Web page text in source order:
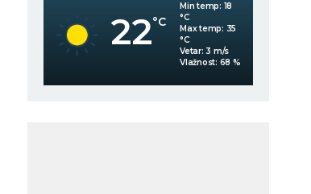
22°C
Min temp: 18
°C
Max temp: 35
°C
Vetar: 3 m/s
Vlažnost: 68 %